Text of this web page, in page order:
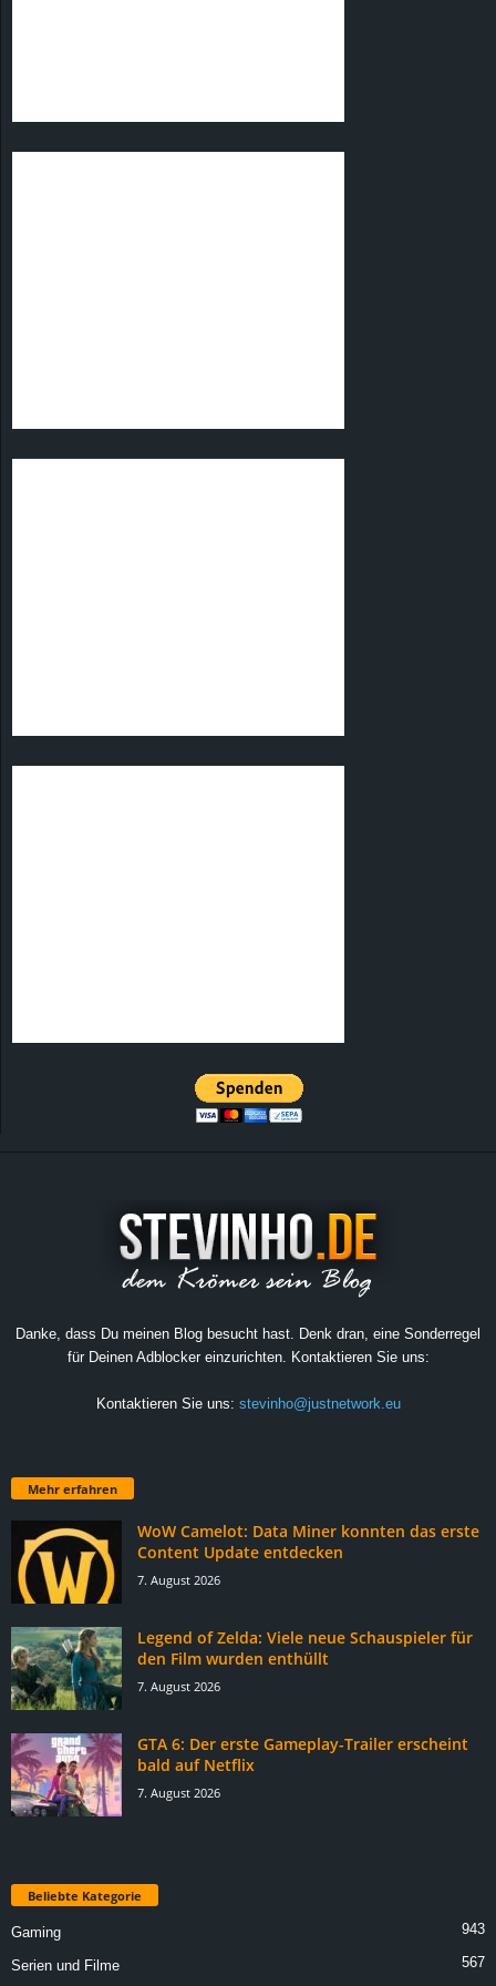
Danke, dass Du meinen Blog besucht hast. Denk dran, eine Sonderregel
für Deinen Adblocker einzurichten. Kontaktieren Sie uns:
Kontaktieren Sie uns: stevinho@justnetwork.eu
Mehr erfahren
WoW Camelot: Data Miner konnten das erste
Content Update entdecken
7. August 2026
Legend of Zelda: Viele neue Schauspieler für
den Film wurden enthüllt
7. August 2026
GTA 6: Der erste Gameplay-Trailer erscheint
bald auf Netflix
7. August 2026
Beliebte Kategorie
Gaming 943
Serien und Filme 567